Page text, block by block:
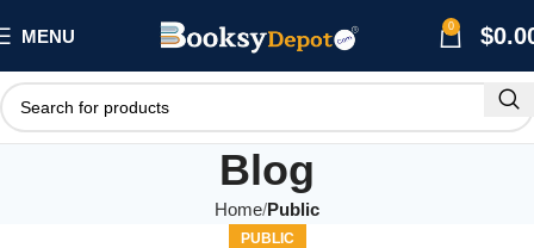
MENU 0 $
Blog
Home Public
PUBLIC